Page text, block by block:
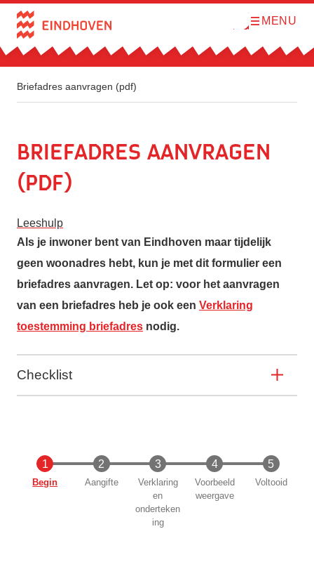
Direct naar de inhoud
O
n
m
MENU
Briefadres aanvragen (pdf)
Briefadres aanvragen
(pdf)
Leeshulp
Als je inwoner bent van Eindhoven maar tijdelijk
geen woonadres hebt, kun je met dit formulier een
briefadres aanvragen. Let op: voor het aanvragen
van een briefadres heb je ook een Verklaring
toestemming briefadres nodig.
Checklist
Huidige
Begin Aangifte
Verklaring
en
onderteken
ing
Voorbeeld
weergave
Voltooid